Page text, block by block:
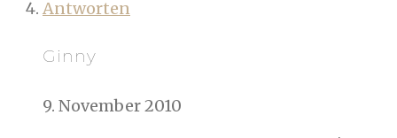
Antworten
Ginny
9. November 2010